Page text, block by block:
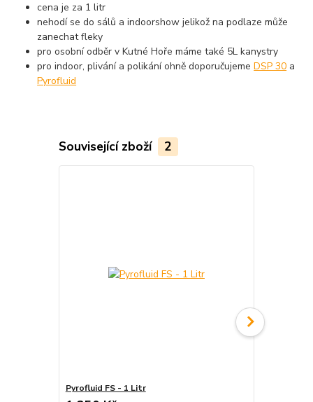
cena je za 1 litr
nehodí se do sálů a indoorshow jelikož na podlaze může
zanechat fleky
pro osobní odběr v Kutné Hoře máme také 5L kanystry
pro indoor, plivání a polikání ohně doporučujemeDSP 30 a
Pyrofluid
Související zboží 2
Pyrofluid FS - 1 Litr